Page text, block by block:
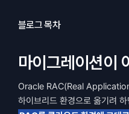
블로그 목차
마이그레이션이
Oracle RAC(Real